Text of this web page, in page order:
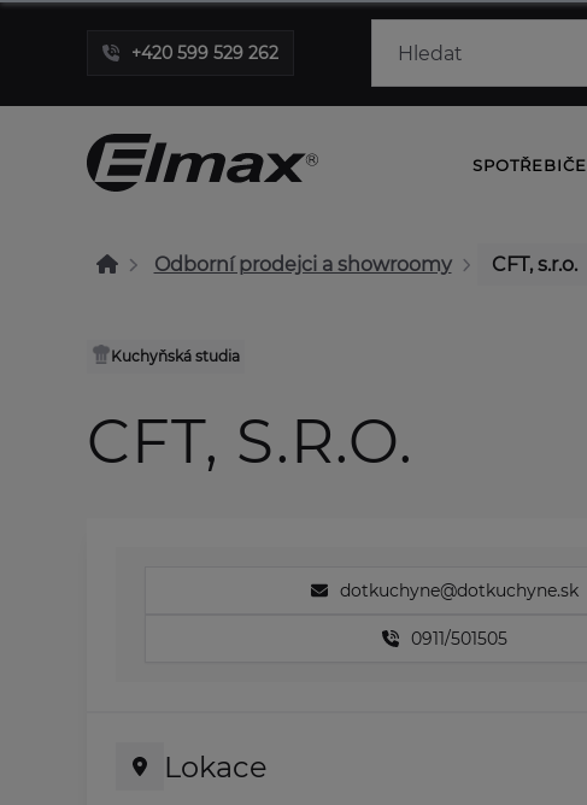
+420 599 529 262
SPOTŘEBIČE
Odborní prodejci a showroomy CFT, s.r.o.
Kuchyňská studia
CFT, S.R.O.
dotkuchyne@dotkuchyne.sk
0911/501505
Lokace